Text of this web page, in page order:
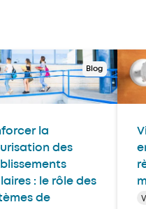
Blog
la
des
: le rôle des
de